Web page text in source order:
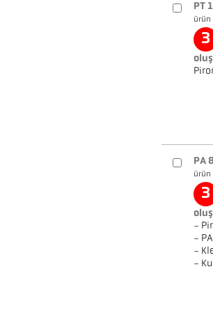
PT
ürün
3
PA
ürün
3
-
-
-
-